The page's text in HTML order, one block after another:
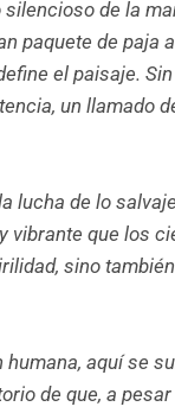
de la
paquete de paja
el paisaje.
un llamado
lucha de lo
vibrante que los
sino
aquí se
de que, a